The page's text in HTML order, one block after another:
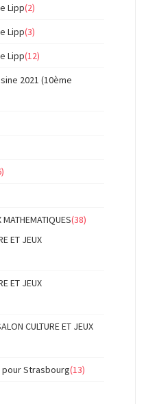
Lipp(2)
Lipp(3)
Lipp(12)
2021 (10ème
MATHEMATIQUES(38)
ET JEUX
ET JEUX
CULTURE ET JEUX
pour Strasbourg(13)